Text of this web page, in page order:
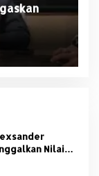
Nilai